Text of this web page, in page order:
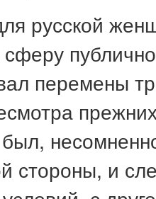
русской
перемены
стороны, и